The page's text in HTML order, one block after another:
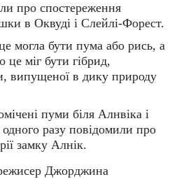
про спостереження
в Оквуді і Слейлі-Форест.
могла бути пума або рись, а
це міг бути гібрид,
випущеної в дику природу
пуми біля Алнвіка і
одного разу повідомили про
замку Алнік.
Джорджина